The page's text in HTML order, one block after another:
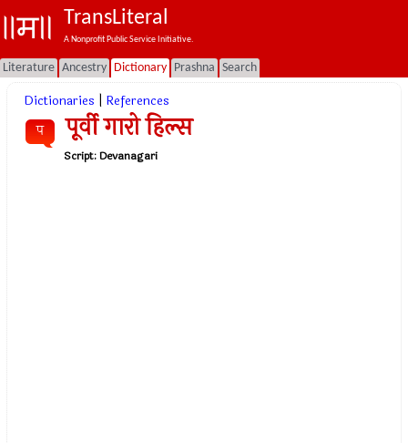
TransLiteral
A Nonprofit Public Service Initiative.
Literature Ancestry Dictionary Prashna Search
Dictionaries References
प पूर्वी गारो हिल्स
Script:Devanagari